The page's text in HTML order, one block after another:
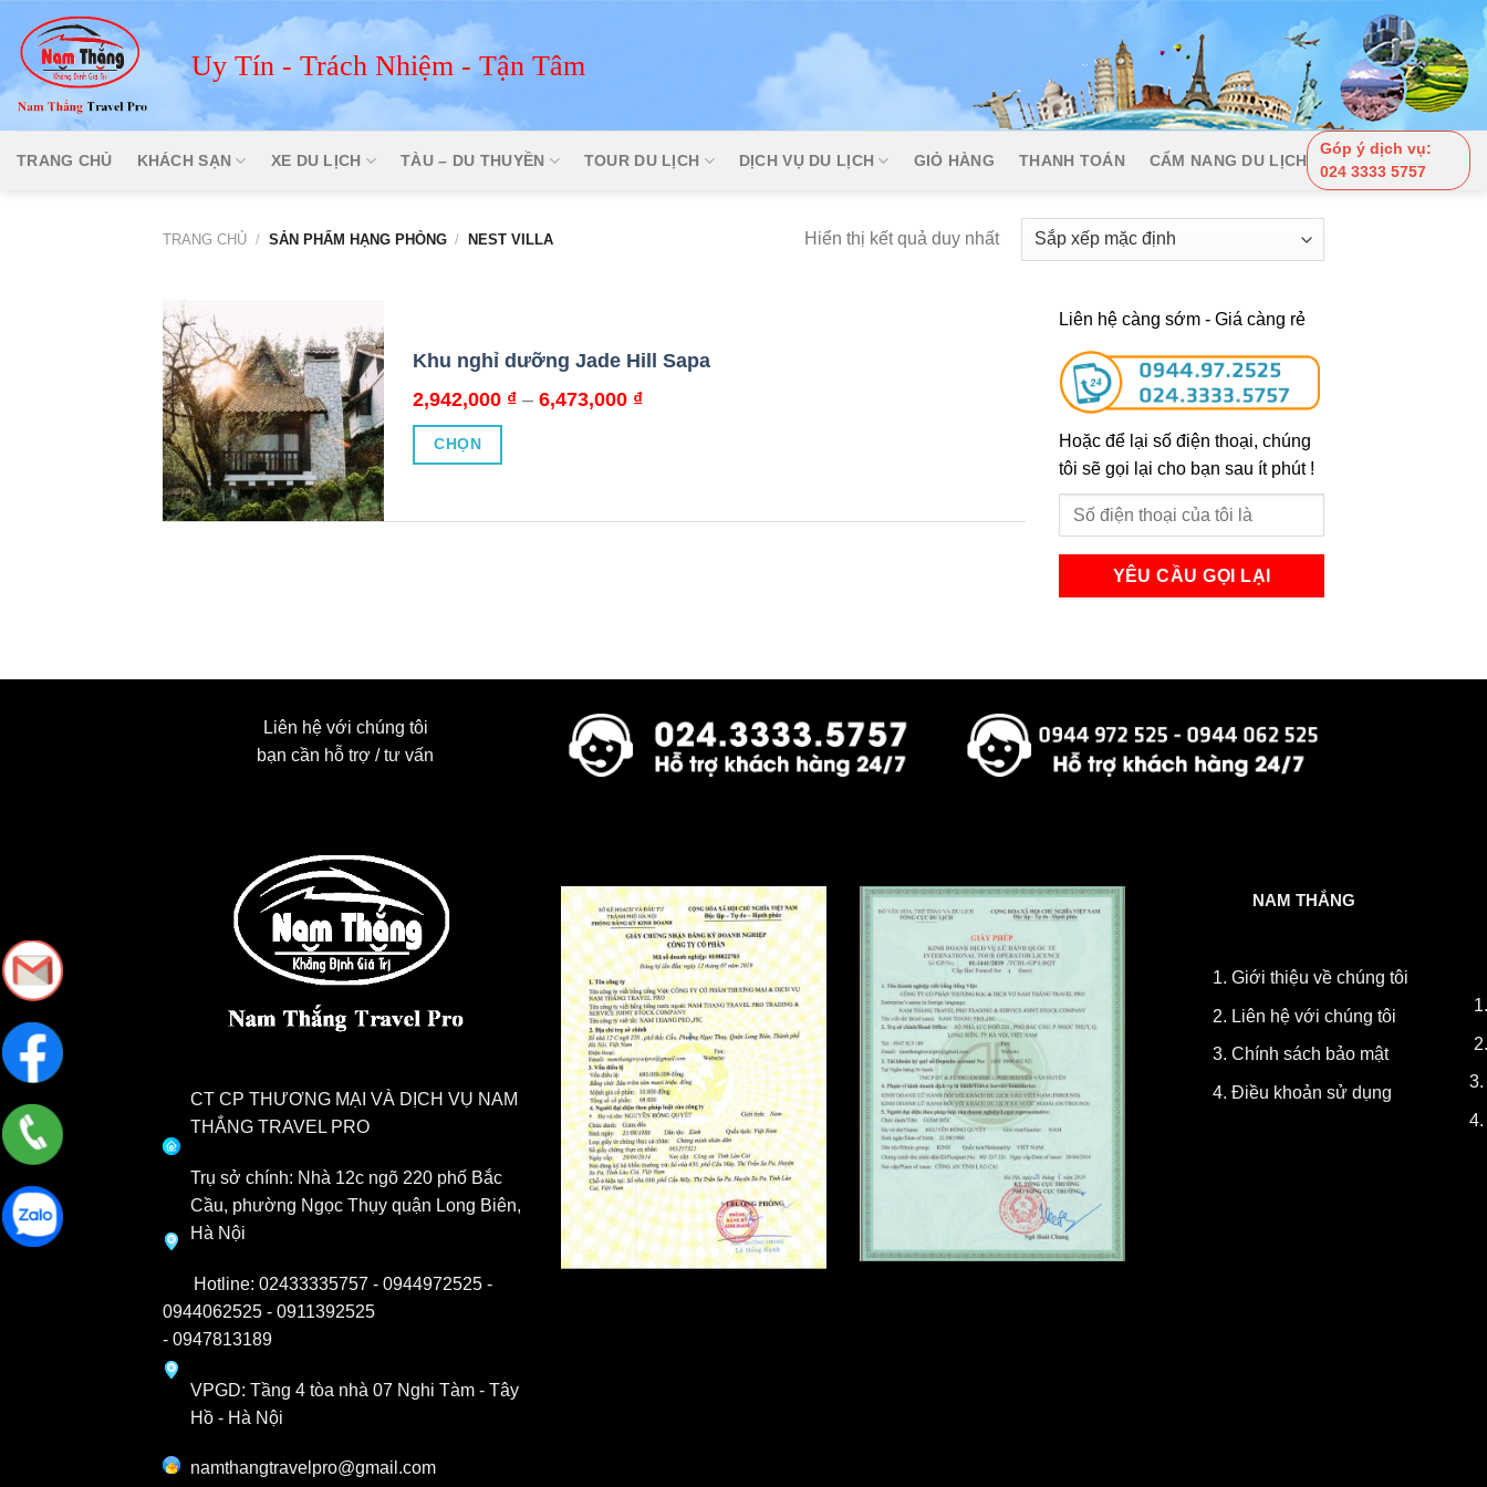
content
Uy Tín - Trách Nhiệm - Tận Tâm
TRANG CHỦ KHÁCH SẠN XE DU LỊCH TÀU – DU THUYỀN TOUR DU LỊCH DỊCH VỤ DU LỊCH GIỎ HÀNG THANH TOÁN CẨM NANG DU LỊCH
Góp ý dịch vụ:
024 3333 5757
TRANG CHỦ / SẢN PHẨM HẠNG PHÒNG / NEST VILLA Hiển thị kết quả duy nhất
Khu nghỉ dưỡng Jade Hill Sapa
2,942,000 ₫ – 6,473,000 ₫Khoảng
CHỌN
tùy
chọn
chọn
trên
trang
sản
phẩm
Liên hệ càng sớm - Giá càng rẻ
Hoặc để lại số điện thoại, chúng
tôi sẽ gọi lại cho bạn sau ít phút !
Liên hệ với chúng tôi
bạn cần hỗ trợ / tư vấn
CT CP THƯƠNG MẠI VÀ DỊCH VỤ NAM
THẮNG TRAVEL PRO
Trụ sở chính: Nhà 12c ngõ 220 phố Bắc
Cầu, phường Ngọc Thụy quận Long Biên,
Hà Nội
Hotline: 02433335757 - 0944972525 -
0944062525 - 0911392525
- 0947813189
VPGD: Tầng 4 tòa nhà 07 Nghi Tàm - Tây
Hồ - Hà Nội
namthangtravelpro@gmail.com
NAM THẮNG
1. Giới thiệu về chúng tôi
2. Liên hệ với chúng tôi
3. Chính sách bảo mật
4. Điều khoản sử dụng
3.
4.